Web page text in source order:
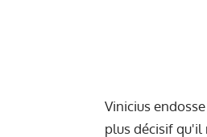
Vinicius
plus décisif qu'il